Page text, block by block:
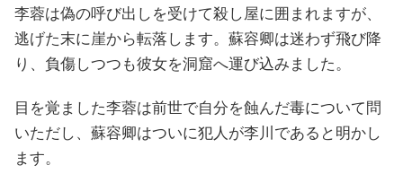
李蓉は偽の呼び出しを受けて殺し屋に囲まれますが、
逃げた末に崖から転落します。蘇容卿は迷わず飛び降
り、負傷しつつも彼女を洞窟へ運び込みました。
目を覚ました李蓉は前世で自分を蝕んだ毒について問
いただし、蘇容卿はついに犯人が李川であると明かし
ます。